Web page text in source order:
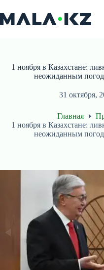
к
сути
1 ноября в Казахстане:
неожиданным
31 октября,
Главная
1 ноября в Казахстане:
неожиданным